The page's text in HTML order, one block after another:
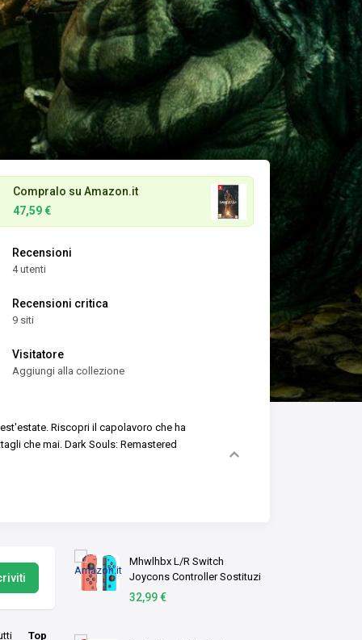
Compralo su Amazon.it
47,59 €
Recensioni
4 utenti
Recensioni critica
9 siti
Visitatore
Aggiungi alla collezione
Riscopri il capolavoro che ha
che mai. Dark Souls: Remastered
Mhwlhbx L/R Switch
Joycons Controller Sostituzi
per Switch/Lite/OLED
32,99 €
Top